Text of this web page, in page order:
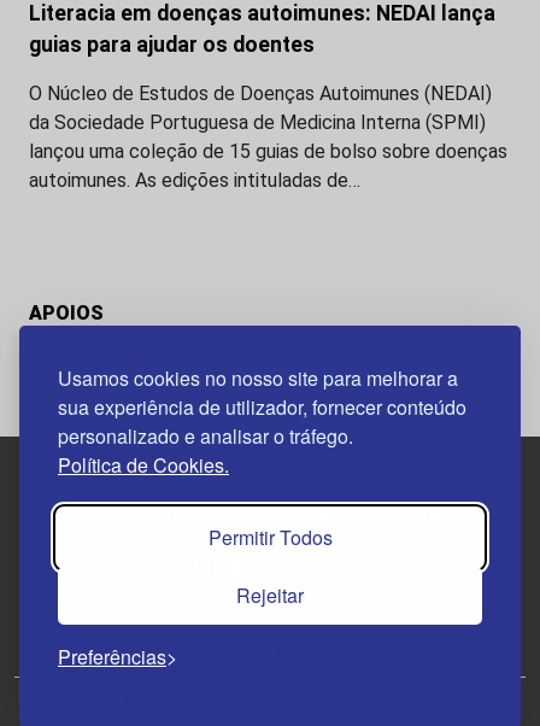
Usamos cookies no nosso site para melhorar a
sua experiência de utilizador, fornecer conteúdo
personalizado e analisar o tráfego.
Política de Cookies.
Permitir Todos
Rejeitar
Preferências
Literacia em doenças autoimunes: NEDAI lança
guias para ajudar os doentes
O Núcleo de Estudos de Doenças Autoimunes (NEDAI)
da Sociedade Portuguesa de Medicina Interna (SPMI)
lançou uma coleção de 15 guias de bolso sobre doenças
autoimunes. As edições intituladas de…
APOIOS
Edif. Lisboa Oriente | Av. Infante D. Henrique, n.º 333H, esc.
1800-282 Lisboa | Portugal